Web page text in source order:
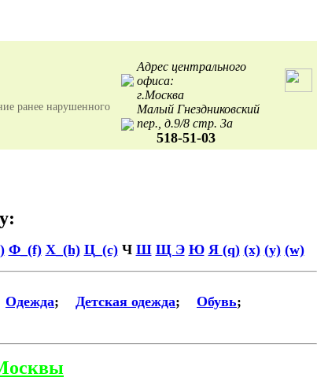
ранее нарушенного
Адрес центрального
офиса:
г.Москва
Малый Гнездниковский
пер., д.9/8 стр. 3а
518-51-03
Ф_(f) Х_(h) Ц_(c)Ч Ш Щ Э Ю Я (q) (x) (y) (w)
Одежда; Детская одежда; Обувь;